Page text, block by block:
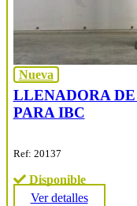
Nueva
LLENADORA
PARA IBC
Ref: 20137
Disponible
Ver detalles